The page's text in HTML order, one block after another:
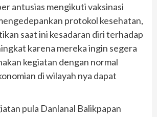
antusias mengikuti vaksinasi
protokol kesehatan,
saat ini kesadaran diri terhadap
karena mereka ingin segera
kegiatan dengan normal
di wilayah nya dapat
pula Danlanal Balikpapan